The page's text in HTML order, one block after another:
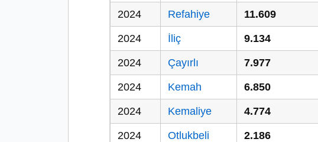
2024 Refahiye 11.609
2024 İliç 9.134
2024 Çayırlı 7.977
2024 Kemah 6.850
2024 Kemaliye 4.774
2024 Otlukbeli 2.186